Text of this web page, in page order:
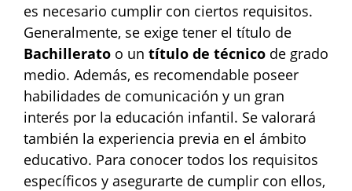
es necesario cumplir con ciertos requisitos.
Generalmente, se exige tener el título de
Bachillerato o un título de técnico de grado
medio. Además, es recomendable poseer
habilidades de comunicación y un gran
interés por la educación infantil. Se valorará
también la experiencia previa en el ámbito
educativo. Para conocer todos los requisitos
específicos y asegurarte de cumplir con ellos,